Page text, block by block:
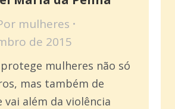
mulheres
de 2015
mulheres não só
mas também de
vai além da violência